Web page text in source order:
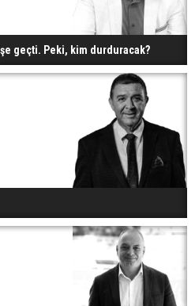
geçti. Peki, kim durduracak?